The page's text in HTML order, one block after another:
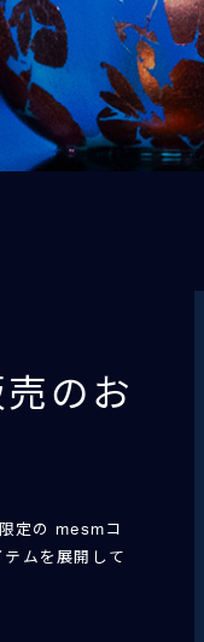
のお
定の mesmコ
ムを展開して